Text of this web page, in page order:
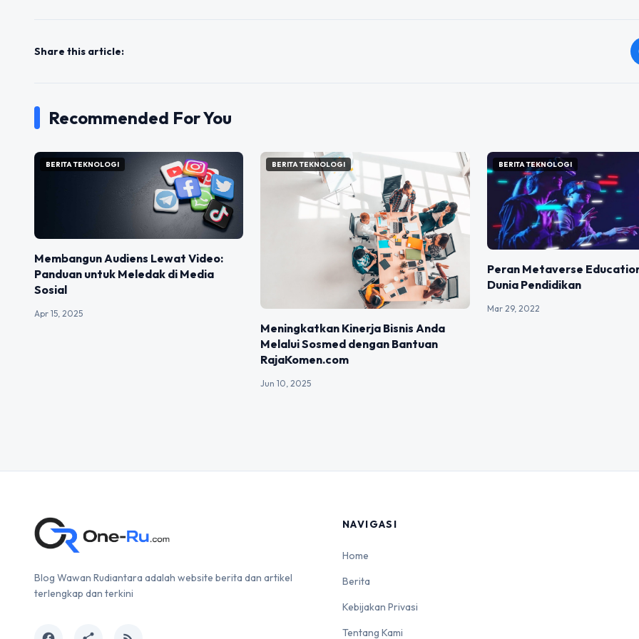
Share this article:
Recommended For You
BERITA TEKNOLOGI
Membangun Audiens Lewat Video:
Panduan untuk Meledak di Media
Sosial
Apr 15, 2025
BERITA TEKNOLOGI
Meningkatkan Kinerja Bisnis Anda
Melalui Sosmed dengan Bantuan
RajaKomen.com
Jun 10, 2025
BERITA TEKNOLOGI
Peran Metaverse
Dunia Pendidikan
Mar 29, 2022
Blog Wawan Rudiantara adalah website berita dan artikel
terlengkap dan terkini
NAVIGASI
Home
Berita
Kebijakan Privasi
Tentang Kami